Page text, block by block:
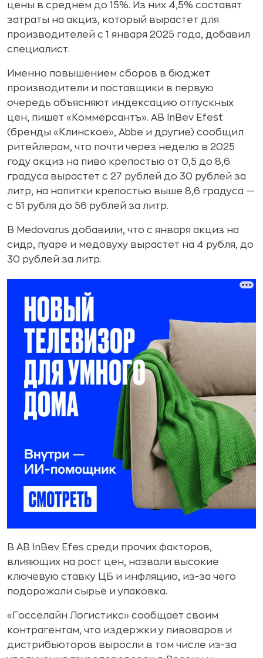
цены в среднем до 15%. Из них 4,5% составят
затраты на акциз, который вырастет для
производителей с 1 января 2025 года, добавил
специалист.
Именно повышением сборов в бюджет
производители и поставщики в первую
очередь объясняют индексацию отпускных
цен, пишет «Коммерсантъ». AB InBev Efest
(бренды «Клинское», Abbe и другие) сообщил
ритейлерам, что почти через неделю в 2025
году акциз на пиво крепостью от 0,5 до 8,6
градуса вырастет с 27 рублей до 30 рублей за
литр, на напитки крепостью выше 8,6 градуса —
с 51 рубля до 56 рублей за литр.
В Medovarus добавили, что с января акциз на
сидр, пуаре и медовуху вырастет на 4 рубля, до
30 рублей за литр.
В AB InBev Efes среди прочих факторов,
влияющих на рост цен, назвали высокие
ключевую ставку ЦБ и инфляцию, из-за чего
подорожали сырье и упаковка.
«Госселайн Логистикс» сообщает своим
контрагентам, что издержки у пивоваров и
дистрибьюторов выросли в том числе из-за